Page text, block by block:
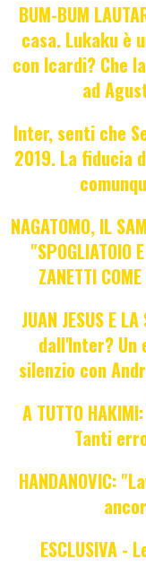
BUM-BUM
casa. Lukaku è
con Icardi? Che
ad
Inter, senti che
2019. La fiducia
NAGATOMO, IL
"SPOGLIATOIO
ZANETTI
JUAN JESUS E
dall'Inter? Un
silenzio con
A TUTTO
Tanti
HANDANOVIC:
ESCLUSIVA